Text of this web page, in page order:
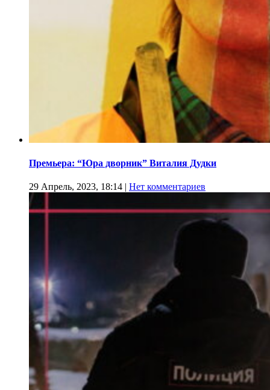
Премьера: “Юра дворник” Виталия Дудки
29 Апрель, 2023, 18:14 | Нет комментариев